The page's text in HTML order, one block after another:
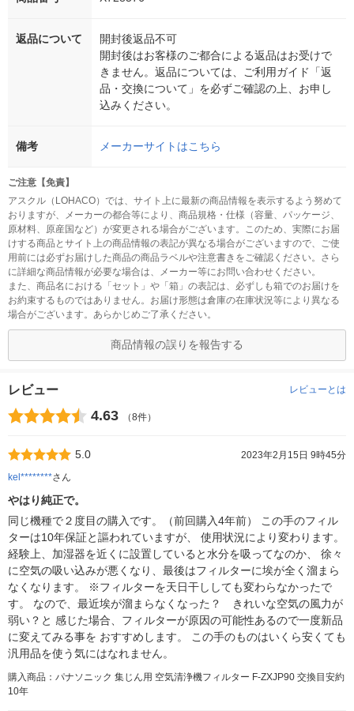
返品について
開封後返品不可
開封後はお客様のご都合による返品はお受けで
きません。返品については、ご利用ガイド「返
品・交換について」を必ずご確認の上、お申し
込みください。
備考 メーカーサイトはこちら
ご注意【免責】
アスクル（LOHACO）では、サイト上に最新の商品情報を表示するよう努めて
おりますが、メーカーの都合等により、商品規格・仕様（容量、パッケージ、
原材料、原産国など）が変更される場合がございます。このため、実際にお届
けする商品とサイト上の商品情報の表記が異なる場合がございますので、ご使
用前には必ずお届けした商品の商品ラベルや注意書きをご確認ください。さら
に詳細な商品情報が必要な場合は、メーカー等にお問い合わせください。
また、商品名における「セット」や「箱」の表記は、必ずしも箱でのお届けを
お約束するものではありません。お届け形態は倉庫の在庫状況等により異なる
場合がございます。あらかじめご了承ください。
商品情報の誤りを報告する
レビュー レビューとは
4.63 （8件）
5.0
2023年2月15日 9時45分
kel********さん
やはり純正で。
同じ機種で２度目の購入です。（前回購入4年前） この手のフィル
ターは10年保証と謳われていますが、 使用状況により変わります。
経験上、加湿器を近くに設置していると水分を吸ってなのか、 徐々
に空気の吸い込みが悪くなり、最後はフィルターに埃が全く溜まら
なくなります。 ※フィルターを天日干ししても変わらなかったで
す。 なので、最近埃が溜まらなくなった？ きれいな空気の風力が
弱い？と 感じた場合、フィルターが原因の可能性あるので一度新品
に変えてみる事を おすすめします。 この手のものはいくら安くても
汎用品を使う気にはなれません。
購入商品：パナソニック 集じん用 空気清浄機フィルター F-ZXJP90 交換目安約
10年